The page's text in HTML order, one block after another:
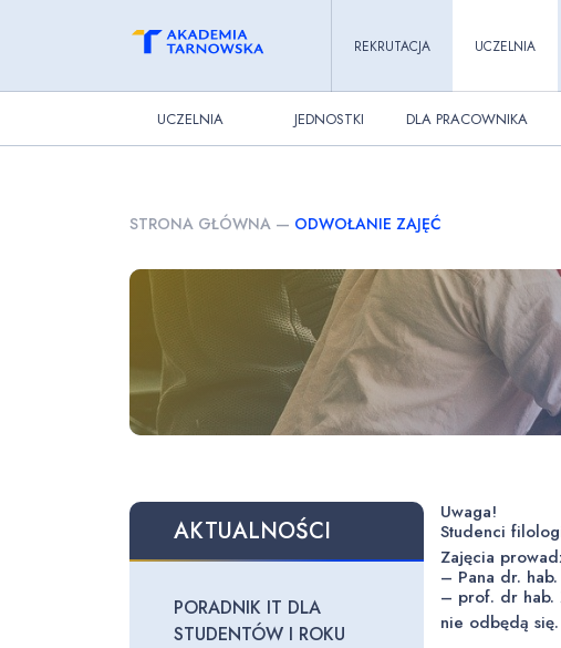
REKRUTACJA UCZELNIA
UCZELNIA JEDNOSTKI DLA PRACOWNIKA
STRONA GŁÓWNA — ODWOŁANIE ZAJĘĆ
AKTUALNOŚCI
PORADNIK IT DLA
STUDENTÓW I ROKU
Uwaga!
Studenci
Zajęcia
– Pana dr.
– prof. dr hab.
nie odbędą się.